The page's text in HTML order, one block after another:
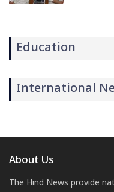
Education
International
About Us
The Hind News provide